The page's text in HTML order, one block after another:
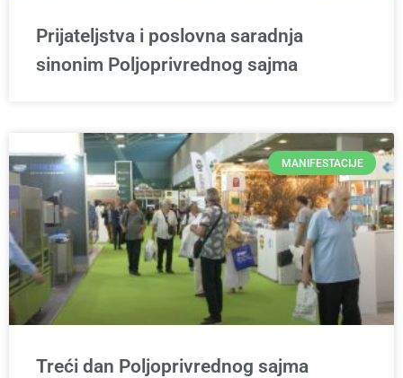
Prijateljstva i poslovna saradnja
sinonim Poljoprivrednog sajma
MANIFESTACIJE
Treći dan Poljoprivrednog sajma